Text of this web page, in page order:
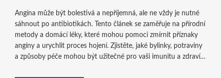
Angína může být bolestivá a nepříjemná, ale ne vždy je nutné
sáhnout po antibiotikách. Tento článek se zaměřuje na přírodní
metody a domácí léky, které mohou pomoci zmírnit příznaky
angíny a urychlit proces hojení. Zjistěte, jaké bylinky, potraviny
a způsoby péče mohou být užitečné pro vaši imunitu a zdraví